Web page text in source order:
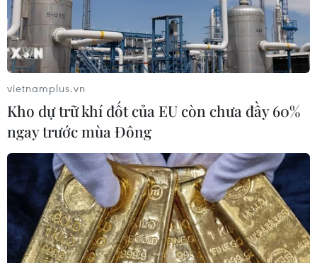
vietnamplus.vn
Kho dự trữ khí đốt của EU còn chưa đầy 60%
ngay trước mùa Đông